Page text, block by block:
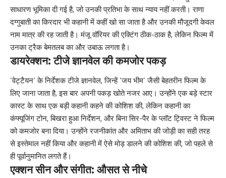
साधारण भूमिका दी गई है, जो उनकी प्रतिभा के साथ न्याय नहीं करती। राणा
दग्गुबाती का किरदार भी कहानी में कहीं खो सा जाता है और उनकी मौजूदगी केवल
नाम मात्र की रह जाती है। मंजू वॉरियर की एक्टिंग ठीक-ठाक है, लेकिन फिल्म में
उनका ट्रैक बेमतलब का और उबाऊ लगता है।
डायरेक्शन: टीजे ज्ञानवेल की कमजोर पकड़
‘वेट्टैयन’ के निर्देशक टीजे ज्ञानवेल, जिन्हें ‘जय भीम’ जैसी बेहतरीन फिल्म के
लिए जाना जाता है, इस बार अपनी पकड़ खोते नजर आए। उन्होंने एक बड़े स्टार
कास्ट के साथ एक बड़ी कहानी कहने की कोशिश की, लेकिन कहानी का
कंफ्यूजिंग टोन, बिखरा हुआ निर्देशन, और बिना सिर-पैर के प्लॉट ट्विस्ट ने फिल्म
को कमजोर बना दिया। उन्होंने रजनीकांत और अमिताभ की जोड़ी का सही तरह
से इस्तेमाल नहीं किया और कहानी में ऐसे मोड़ डालने की कोशिश की, जो पहले से
ही पूर्वानुमानित लगते हैं।
एक्शन सीन और संगीत: औसत से नीचे